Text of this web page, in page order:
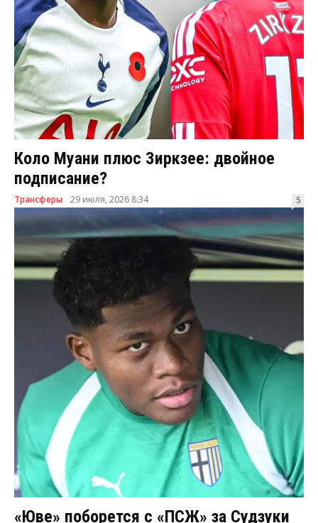
Коло Муани плюс Зиркзее: двойное
подписание?
Трансферы 29 июля, 2026 8:34 5
«Юве» поборется с «ПСЖ» за Судзуки